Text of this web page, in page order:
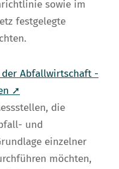
sowie im
festgelegte
Abfallwirtschaft -
➚
die
und
einzelner
möchten,